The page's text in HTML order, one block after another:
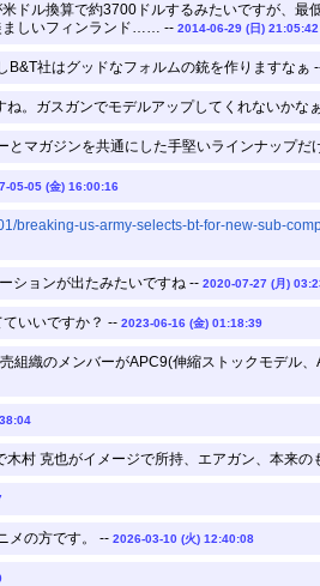
ドル換算で約3700ドルするみたいですが、
ましいフィンランド…… -- 2014-06-29 (日) 21:05:42
B&T社はグッドなフォルムの銃を作りますなぁ
。ガスガンでモデルアップしてくれないかな
とマガジンを共通にした手堅いラインナップだ
05-05 (金) 16:00:16
breaking-us-army-selects-bt-for-new-sub-
ョンが出たみたいですね -- 2020-07-27 (月)
いいですか？ -- 2023-06-16 (金) 01:18:39
組織のメンバーがAPC9(伸縮ストックモデル
村 克也がイメージで所持、エアガン、本来
メの方です。 -- 2026-03-10 (火) 12:40:08